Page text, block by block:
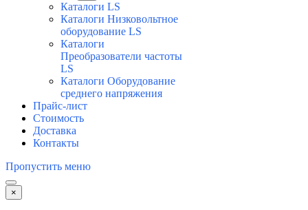
Каталоги LS
Каталоги Низковольтное
оборудование LS
Каталоги
Преобразователи частоты
LS
Каталоги Оборудование
среднего напряжения
Прайс-лист
Стоимость
Доставка
Контакты
Пропустить меню
×